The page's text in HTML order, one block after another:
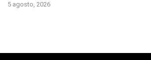
5 agosto, 2026